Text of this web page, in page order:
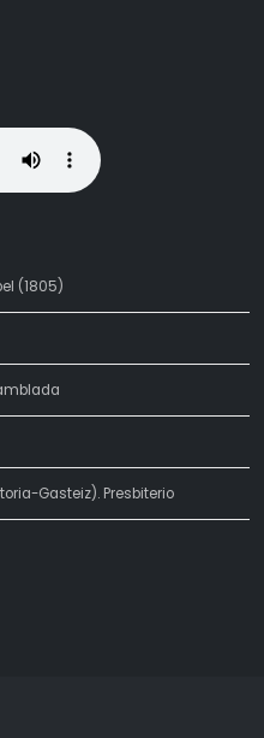
(1805)
Gasteiz). Presbiterio